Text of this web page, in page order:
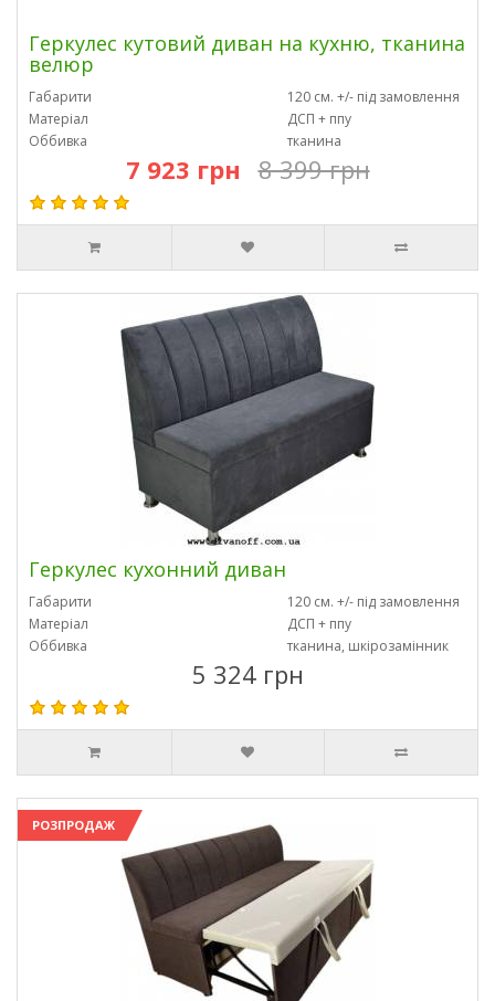
Геркулес кутовий диван на кухню, тканина
велюр
Габарити
120 см. +/- під замовлення
Матеріал
ДСП + ппу
Оббивка
тканина
7 923 грн 8 399 грн
Геркулес кухонний диван
Габарити
120 см. +/- під замовлення
Матеріал
ДСП + ппу
Оббивка
тканина, шкірозамінник
5 324 грн
РОЗПРОДАЖ